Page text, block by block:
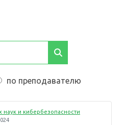
по преподавателю
и кибербезопасности